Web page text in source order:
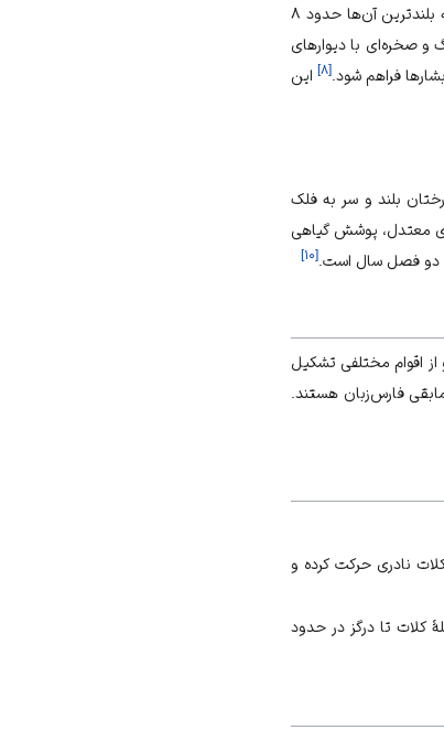
در ارتفاع حدود ۱۱۹۰ تا ۱۲۵۰ متر از سطح دریا واقع شده و شامل مجموعه‌ای از ۸ آبشار کوچک و بزرگ است که بلندترین آن‌ها حدود ۸
و صخره‌ای با دیوارهای
فراهم شود.[۸]این
بلند و سر به فلک
معتدل، پوشش گیاهی
دو فصل سال است. [۱۰]
اقوام مختلفی تشکیل
۳۵درصد کرد و مابقی فارس‌زبان هستند.
نادری حرکت کرده و
تا قوچان در حدود ۱۱۰کیلومتر و فاصلهٔ کلات تا درگز در حدود